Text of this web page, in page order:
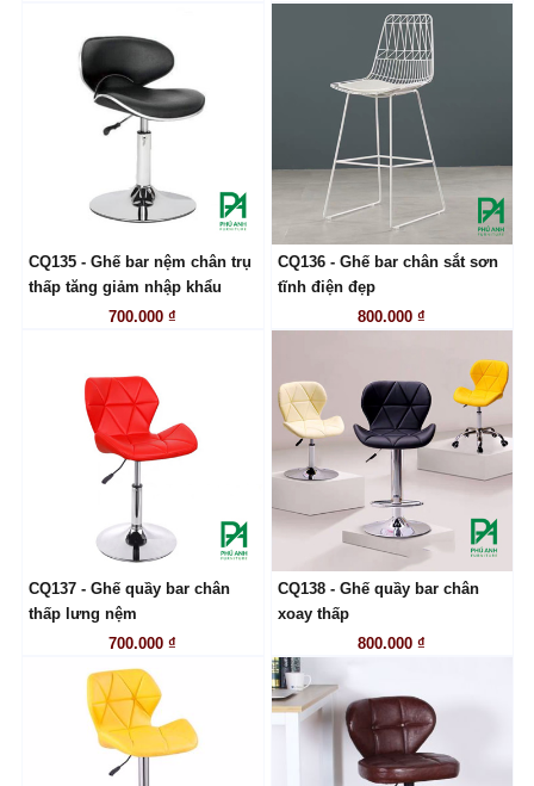
LIÊN HỆ
CQ135 - Ghế bar nệm chân trụ
thấp tăng giảm nhập khẩu
700.000 ₫
LIÊN HỆ
CQ136 - Ghế bar chân sắt sơn
tĩnh điện đẹp
800.000 ₫
LIÊN HỆ
CQ137 - Ghế quầy bar chân
thấp lưng nệm
700.000 ₫
CQ138 - Ghế quầy bar chân
xoay thấp
800.000 ₫